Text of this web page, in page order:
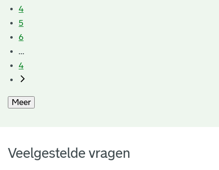
4
5
6
...
4
Meer
Veelgestelde vragen